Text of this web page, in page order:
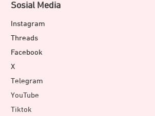
Sosial Media
Instagram
Threads
Facebook
X
Telegram
YouTube
Tiktok